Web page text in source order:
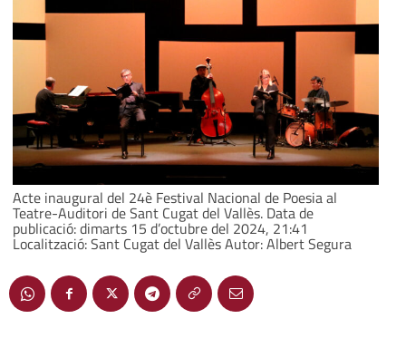
Acte inaugural del 24è Festival Nacional de Poesia al
Teatre-Auditori de Sant Cugat del Vallès. Data de
publicació: dimarts 15 d’octubre del 2024, 21:41
Localització: Sant Cugat del Vallès Autor: Albert Segura